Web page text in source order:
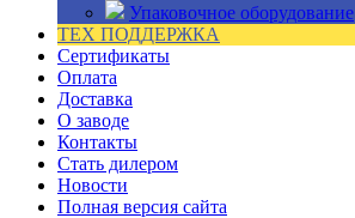
Упаковочное оборудование
ТЕХ ПОДДЕРЖКА
Сертификаты
Оплата
Доставка
О заводе
Контакты
Стать дилером
Новости
Полная версия сайта